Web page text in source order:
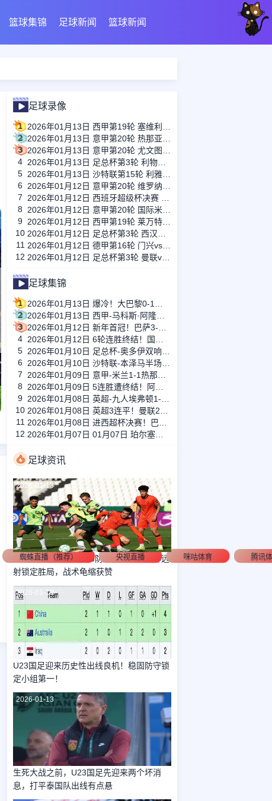
篮球集锦 足球新闻 篮球新闻
蜘蛛直播（推荐） 央视直播 咪咕体育 腾讯
足球录像
1
2
3
4
5
6
7
8
9
10
11
12
足球集锦
1
2
3
4
5
6
7
8
9
10
11
12
足球资讯
2026-01-13
澳洲主帅不满中国U23防守，国足凭一脚远
射锁定胜局，战术龟缩获赞
2026-01-13
U23国足迎来历史性出线良机！稳固防守锁
定小组第一！
2026-01-13
生死大战之前，U23国足先迎来两个坏消
息，打平泰国队出线有点悬